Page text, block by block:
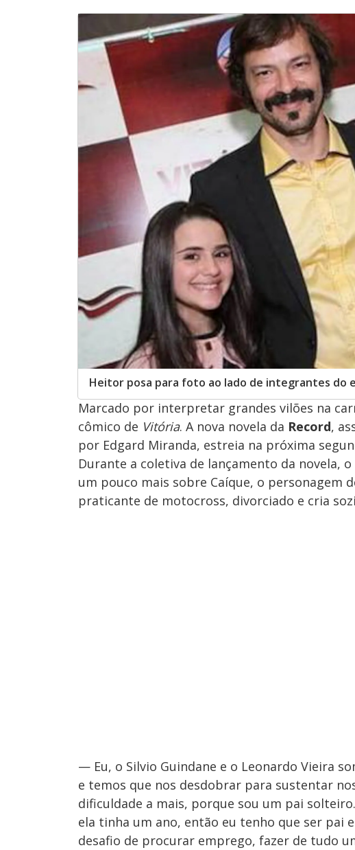
Heitor posa para foto ao lado de integrantes do
Marcado por interpretar grandes vilões na
cômico de Vitória. A nova novela da Record,
por Edgard Miranda, estreia na próxima
Durante a coletiva de lançamento da novela, o
um pouco mais sobre Caíque, o personagem
praticante de motocross, divorciado e cria
— Eu, o Silvio Guindane e o Leonardo Vieira
e temos que nos desdobrar para sustentar
dificuldade a mais, porque sou um pai
ela tinha um ano, então eu tenho que ser pai
desafio de procurar emprego, fazer de tudo